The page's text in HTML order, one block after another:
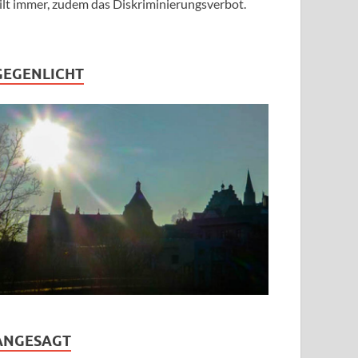
immer, zudem das Diskriminierungsverbot.